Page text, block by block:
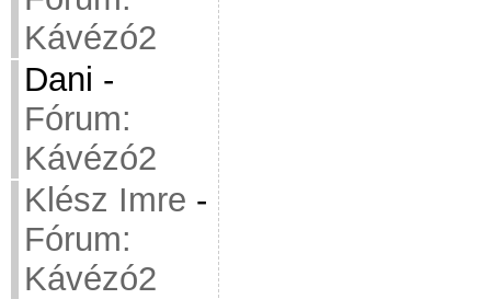
Kávézó2
Dani -
Fórum:
Kávézó2
Klész Imre -
Fórum:
Kávézó2